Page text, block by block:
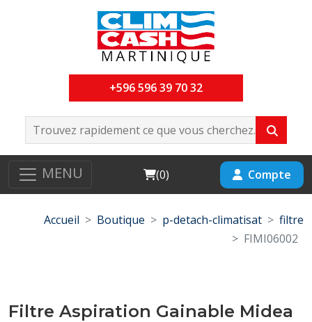
+596 596 39 70 32
MENU Cart
(0) Compte
Accueil Boutique p-detach-climatisat
filtre
FIMI06002
Filtre Aspiration Gainable Midea